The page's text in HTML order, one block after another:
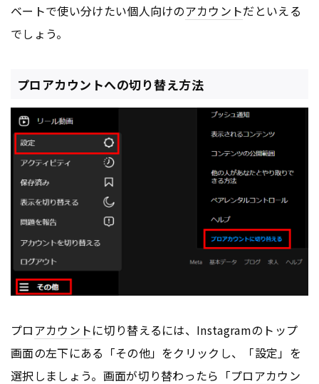
ベートで使い分けたい個人向けのアカウントだといえる
でしょう。
プロアカウントへの切り替え方法
プロアカウントに切り替えるには、Instagramのトップ
画面の左下にある「その他」をクリックし、「設定」を
選択しましょう。画面が切り替わったら「プロアカウン